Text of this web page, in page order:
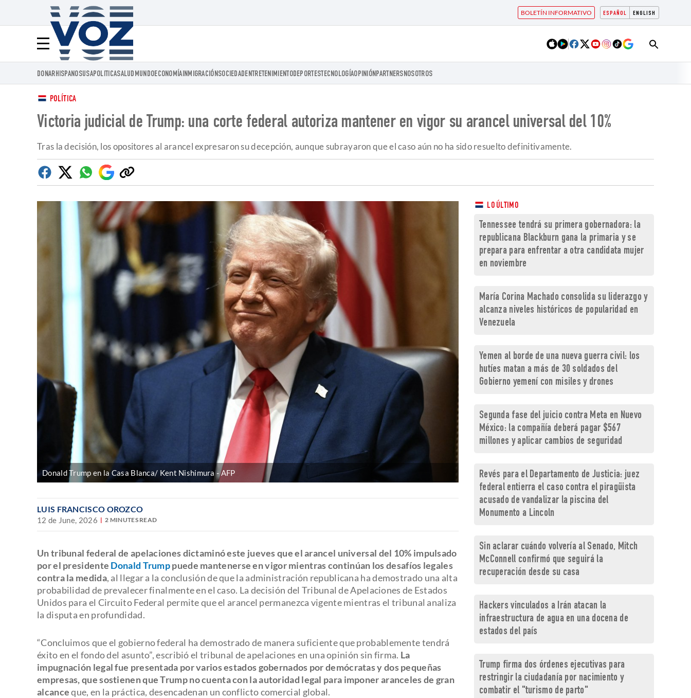
ESPAÑOL ENGLISH
BOLETÍN INFORMATIVO
Menú
Voz.us
DONARHISPANOSUSAPOLITICASALUD MUNDOECONOMÍAINMIGRACIÓNSOCIEDADENTRETENIMIENTODEPORTESTECNOLOGÍAOPINIÓNPARTNERSNOSOTROS
POLÍTICA
Victoria judicial de Trump: una corte federal autoriza mantener en vigor su arancel universal del 10%
Tras la decisión, los opositores al arancel expresaron su decepción, aunque subrayaron que el caso aún no ha sido resuelto definitivamente.
Facebook
TwitterWhatsapp
Google
Discover
Copiar
enlace
Donald Trump en la Casa Blanca/ Kent Nishimura AFP
LUIS FRANCISCO OROZCO
12 de June, 2026 2 MINUTES READ
Un tribunal federal de apelaciones dictaminó este jueves que el arancel universal del 10% impulsado
por el presidente Donald Trumppuede mantenerse en vigor mientras continúan los desafíos legales
contra la medida, al llegar a la conclusión de que la administración republicana ha demostrado una alta
probabilidad de prevalecer finalmente en el caso. La decisión del Tribunal de Apelaciones de Estados
Unidos para el Circuito Federal permite que el arancel permanezca vigente mientras el tribunal analiza
la disputa en profundidad.
“Concluimos que el gobierno federal ha demostrado de manera suficiente que probablemente tendrá
éxito en el fondo del asunto”, escribió el tribunal de apelaciones en una opinión sin firma. La
impugnación legal fue presentada por varios estados gobernados por demócratas y dos pequeñas
empresas, que sostienen que Trump no cuenta con la autoridad legal para imponer aranceles de gran
alcanceque, en la práctica, desencadenan un conflicto comercial global.
LO ÚLTIMO
Tennessee tendrá su primera gobernadora: la
republicana Blackburn gana la primaria y se
prepara para enfrentar a otra candidata mujer
en noviembre
María Corina Machado consolida su liderazgo y
alcanza niveles históricos de popularidad en
Venezuela
Yemen al borde de una nueva guerra civil: los
hutíes matan a más de 30 soldados del
Gobierno yemení con misiles y drones
Segunda fase del juicio contra Meta en Nuevo
México: la compañía deberá pagar $567
millones y aplicar cambios de seguridad
Revés para el Departamento de Justicia: juez
federal entierra el caso contra el piragüista
acusado de vandalizar la piscina del
Monumento a Lincoln
Sin aclarar cuándo volvería al Senado, Mitch
McConnell confirmó que seguirá la
recuperación desde su casa
Hackers vinculados a Irán atacan la
infraestructura de agua en una docena de
estados del país
Trump firma dos órdenes ejecutivas para
restringir la ciudadanía por nacimiento y
combatir el "turismo de parto"